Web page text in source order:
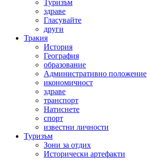
Туризъм
здраве
Гласувайте
други
Тракия
История
География
образование
Административно положение
икономичност
здраве
транспорт
Натиснете
спорт
известни личности
Туризъм
Зони за отдих
Исторически артефакти